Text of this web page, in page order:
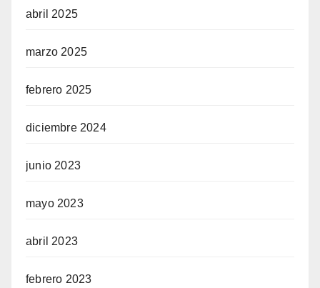
abril 2025
marzo 2025
febrero 2025
diciembre 2024
junio 2023
mayo 2023
abril 2023
febrero 2023